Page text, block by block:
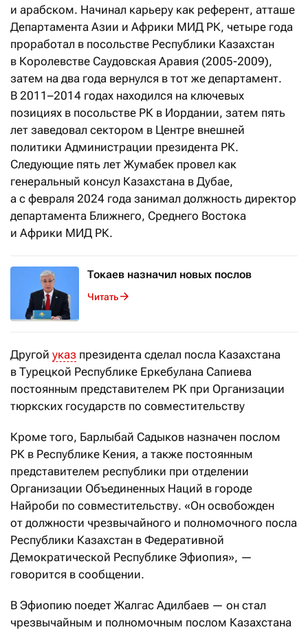
и арабском. Начинал карьеру как референт, атташе
Департамента Азии и Африки МИД РК, четыре года
проработал в посольстве Республики Казахстан
в Королевстве Саудовская Аравия (2005-2009),
затем на два года вернулся в тот же департамент.
В 2011–2014 годах находился на ключевых
позициях в посольстве РК в Иордании, затем пять
лет заведовал сектором в Центре внешней
политики Администрации президента РК.
Следующие пять лет Жумабек провел как
генеральный консул Казахстана в Дубае,
а с февраля 2024 года занимал должность директор
департамента Ближнего, Среднего Востока
и Африки МИД РК.
Токаев назначил новых послов
Читать
Другой указ президента сделал посла Казахстана
в Турецкой Республике Еркебулана Сапиева
постоянным представителем РК при Организации
тюркских государств по совместительству
Кроме того, Барлыбай Садыков назначен послом
РК в Республике Кения, а также постоянным
представителем республики при отделении
Организации Объединенных Наций в городе
Найроби по совместительству. «Он освобожден
от должности чрезвычайного и полномочного посла
Республики Казахстан в Федеративной
Демократической Республике Эфиопия», —
говорится в сообщении.
В Эфиопию поедет Жалгас Адилбаев — он стал
чрезвычайным и полномочным послом Казахстана